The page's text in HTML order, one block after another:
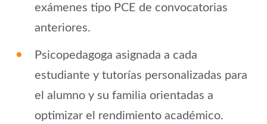
exámenes tipo PCE de convocatorias
anteriores.
Psicopedagoga asignada a cada
estudiante y tutorías personalizadas para
el alumno y su familia orientadas a
optimizar el rendimiento académico.